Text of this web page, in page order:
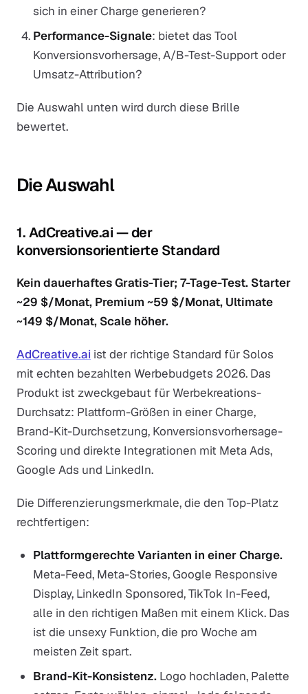
sich in einer Charge generieren?
Performance-Signale: bietet das Tool
Konversionsvorhersage, A/B-Test-Support oder
Umsatz-Attribution?
Die Auswahl unten wird durch diese Brille
bewertet.
Die Auswahl
1. AdCreative.ai — der
konversionsorientierte Standard
Kein dauerhaftes Gratis-Tier; 7-Tage-Test. Starter
~29 $/Monat, Premium ~59 $/Monat, Ultimate
~149 $/Monat, Scale höher.
AdCreative.ai ist der richtige Standard für Solos
mit echten bezahlten Werbebudgets 2026. Das
Produkt ist zweckgebaut für Werbekreations-
Durchsatz: Plattform-Größen in einer Charge,
Brand-Kit-Durchsetzung, Konversionsvorhersage-
Scoring und direkte Integrationen mit Meta Ads,
Google Ads und LinkedIn.
Die Differenzierungsmerkmale, die den Top-Platz
rechtfertigen:
Plattformgerechte Varianten in einer Charge.
Meta-Feed, Meta-Stories, Google Responsive
Display, LinkedIn Sponsored, TikTok In-Feed,
alle in den richtigen Maßen mit einem Klick. Das
ist die unsexy Funktion, die pro Woche am
meisten Zeit spart.
Brand-Kit-Konsistenz. Logo hochladen, Palette